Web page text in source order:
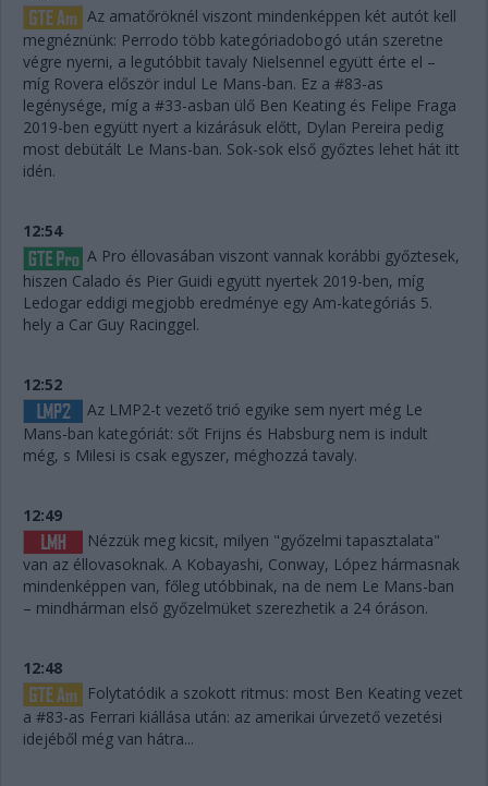
Az amatőröknél viszont mindenképpen két autót kell
megnéznünk: Perrodo több kategóriadobogó után szeretne
végre nyerni, a legutóbbit tavaly Nielsennel együtt érte el –
míg Rovera először indul Le Mans-ban. Ez a #83-as
legénysége, míg a #33-asban ülő Ben Keating és Felipe Fraga
2019-ben együtt nyert a kizárásuk előtt, Dylan Pereira pedig
most debütált Le Mans-ban. Sok-sok első győztes lehet hát itt
idén.
12:54
A Pro éllovasában viszont vannak korábbi győztesek,
hiszen Calado és Pier Guidi együtt nyertek 2019-ben, míg
Ledogar eddigi megjobb eredménye egy Am-kategóriás 5.
hely a Car Guy Racinggel.
12:52
Az LMP2-t vezető trió egyike sem nyert még Le
Mans-ban kategóriát: sőt Frijns és Habsburg nem is indult
még, s Milesi is csak egyszer, méghozzá tavaly.
12:49
Nézzük meg kicsit, milyen "győzelmi tapasztalata"
van az éllovasoknak. A Kobayashi, Conway, López hármasnak
mindenképpen van, főleg utóbbinak, na de nem Le Mans-ban
– mindhárman első győzelmüket szerezhetik a 24 óráson.
12:48
Folytatódik a szokott ritmus: most Ben Keating vezet
a #83-as Ferrari kiállása után: az amerikai úrvezető vezetési
idejéből még van hátra...